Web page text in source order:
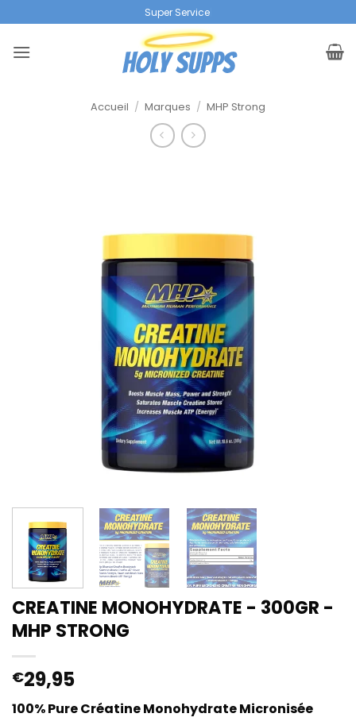
to
content
|
Accueil / Marques / MHP Strong
CREATINE MONOHYDRATE - 300GR -
MHP STRONG
€29,95
100% Pure Créatine Monohydrate Micronisée